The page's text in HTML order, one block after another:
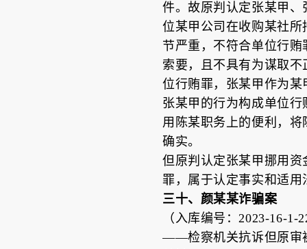
件。故原判认定张某甲
位某甲公司在收购某社
节严重，不符合单位行
索要，且不具有为谋取
位行贿罪，张某甲作为
张某甲的行为构成单位
用陈某职务上的便利，
确实。
但原判认定张某甲挪用
罪，属于认定事实和适
三十、颜某某诈骗案
（入库编号：2023-16-1-
——检察机关抗诉但原审